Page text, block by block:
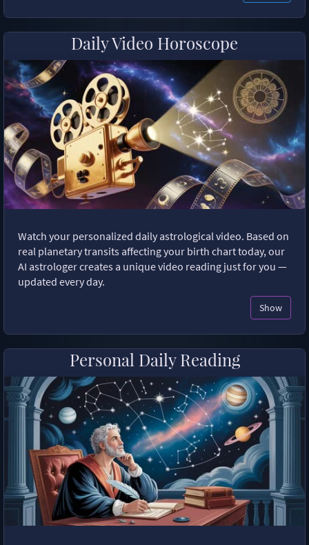
Daily Video Horoscope
Watch your personalized daily astrological video. Based on
real planetary transits affecting your birth chart today, our
AI astrologer creates a unique video reading just for you —
updated every day.
Show
Personal Daily Reading